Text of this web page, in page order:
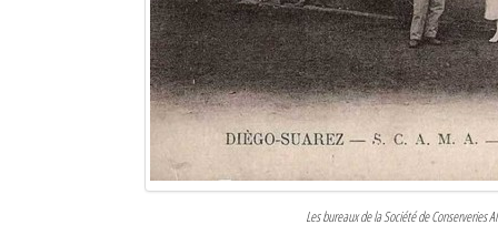
Les bureaux de la Société de Conserveries